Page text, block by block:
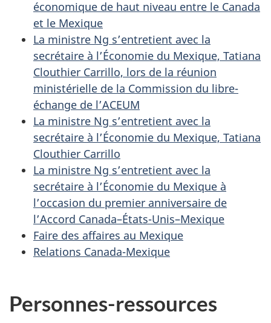
économique de haut niveau entre le Canada
et le Mexique
La ministre Ng s’entretient avec la
secrétaire à l’Économie du Mexique, Tatiana
Clouthier Carrillo, lors de la réunion
ministérielle de la Commission du libre-
échange de l’ACEUM
La ministre Ng s’entretient avec la
secrétaire à l’Économie du Mexique, Tatiana
Clouthier Carrillo
La ministre Ng s’entretient avec la
secrétaire à l’Économie du Mexique à
l’occasion du premier anniversaire de
l’Accord Canada–États-Unis–Mexique
Faire des affaires au Mexique
Relations Canada-Mexique
Personnes-ressources